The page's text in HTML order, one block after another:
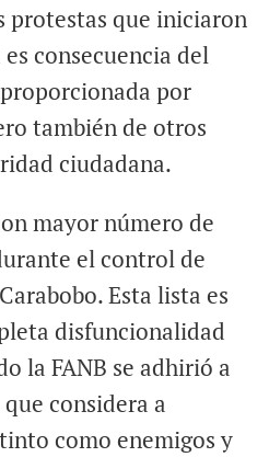
protestas que iniciaron
consecuencia del
por
también de otros
ciudadana.
mayor número de
el control de
Esta lista es
disfuncionalidad
la FANB se adhirió a
considera a
como enemigos y